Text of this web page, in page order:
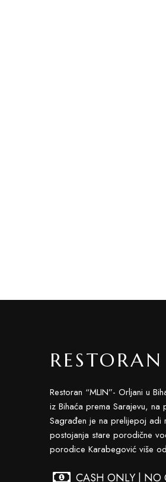
Restoran “MLIN”- Orljani u
iz Bihaća prema Sarajevu, na
Sagrađen je na prelijepoj adi
postojanja stare porodične
porodice Karabegović više
CASH ONLY | NO